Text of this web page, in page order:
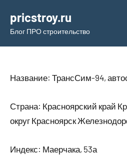
содержимому
pricstroy.ru
Блог ПРО строительство
Название: ТрансСим-94,
Страна: Красноярский край
округ Красноярск
Индекс: Маерчака, 53а